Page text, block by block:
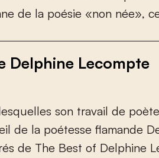
ne de la poésie «non née», c
Delphine Lecompte
esquelles son travail de poète
il de la poétesse famande D
és de The Best of Delphine L